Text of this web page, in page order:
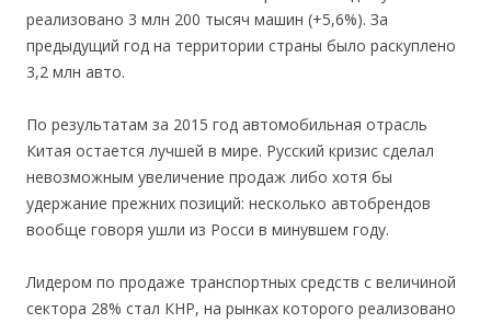
реализовано 3 млн 200 тысяч машин (+5,6%). За
предыдущий год на территории страны было раскуплено
3,2 млн авто.
По результатам за 2015 год автомобильная отрасль
Китая остается лучшей в мире. Русский кризис сделал
невозможным увеличение продаж либо хотя бы
удержание прежних позиций: несколько автобрендов
вообще говоря ушли из Росси в минувшем году.
Лидером по продаже транспортных средств с величиной
сектора 28% стал КНР, на рынках которого реализовано